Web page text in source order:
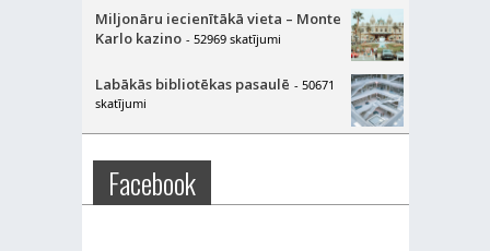
Miljonāru iecienītākā vieta – Monte
Karlo kazino - 52969 skatījumi
Labākās bibliotēkas pasaulē - 50671
skatījumi
Facebook